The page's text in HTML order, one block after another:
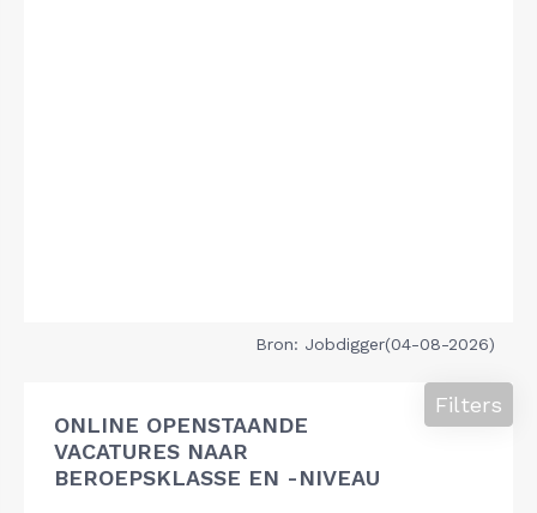
Bron: Jobdigger(04-08-2026)
ONLINE OPENSTAANDE
VACATURES NAAR
BEROEPSKLASSE EN -NIVEAU
Filters